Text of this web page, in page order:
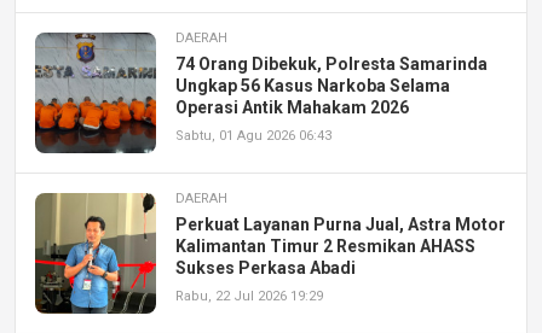
DAERAH
74 Orang Dibekuk, Polresta Samarinda
Ungkap 56 Kasus Narkoba Selama
Operasi Antik Mahakam 2026
Sabtu, 01 Agu 2026 06:43
DAERAH
Perkuat Layanan Purna Jual, Astra Motor
Kalimantan Timur 2 Resmikan AHASS
Sukses Perkasa Abadi
Rabu, 22 Jul 2026 19:29